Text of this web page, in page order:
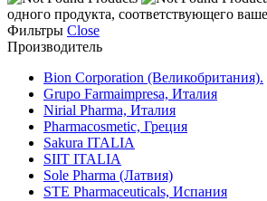
одного продукта, соответствующего
Фильтры Close
Производитель
Bion Corporation (Великобритания).
Grupo Farmaimpresa, Италия
Nirial Pharma, Италия
Pharmacosmetic, Греция
Sakura ITALIA
SIIT ITALIA
Sole Pharma (Латвия)
STE Pharmaceuticals, Испания